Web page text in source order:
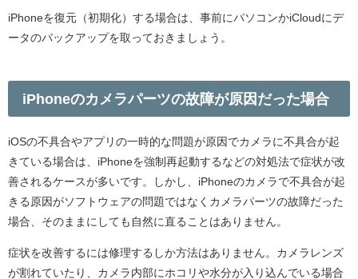
iPhoneを復元（初期化）する場合は、事前にパソコンかiCloudにデ
ータのバックアップを取っておきましょう。
iPhoneのカメラパーツの故障が原因だった場合
iOSの不具合やアプリの一時的な問題が原因でカメラに不具合が起
きている場合は、iPhoneを強制再起動するなどの対処法で症状が改
善されるケースが多いです。しかし、iPhoneのカメラで不具合が起
きる原因がソフトウェアの問題ではなくカメラパーツの故障だった
場合、そのままにしても自然に直ることはありません。
症状を改善するには修理するしか方法はありません。カメラレンズ
が割れていたり、カメラ内部にホコリや水分が入り込んでいる場合